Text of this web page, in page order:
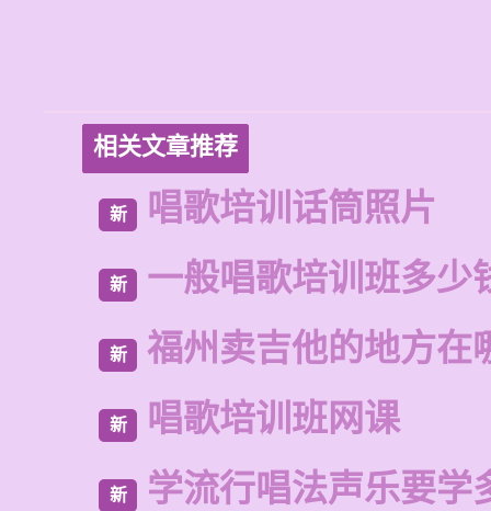
相关文章推荐
新 唱歌培训话筒照片
新 一般唱歌培训班多少
新 福州卖吉他的地方在
新 唱歌培训班网课
新 学流行唱法声乐要学